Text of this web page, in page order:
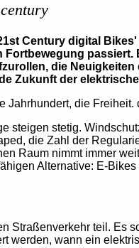
Century digital
passiert.
die
Zukunft der
Jahrhundert, die Freiheit.
steigen stetig.
die Zahl der
Raum nimmt immer
Alternative: E-
Straßenverkehr teil. Es
werden, wann ein